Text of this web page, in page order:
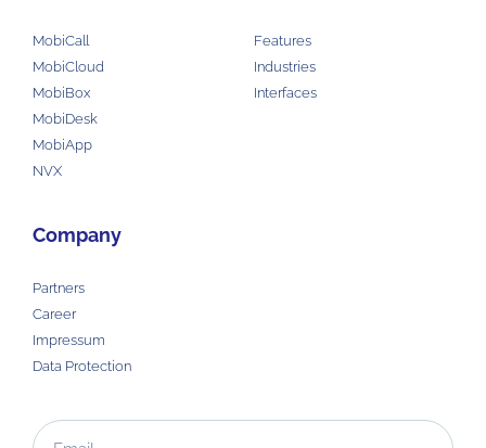
MobiCall
MobiCloud
MobiBox
MobiDesk
MobiApp
NVX
Features
Industries
Interfaces
Company
Partners
Career
Impressum
Data Protection